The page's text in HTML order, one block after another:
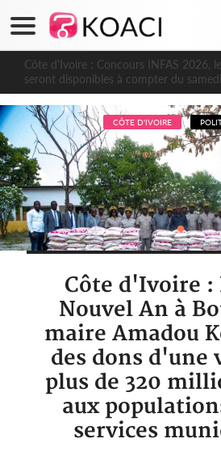
Côte d'Ivoire : Concours INFAS 2026,
seront disponibles à compter du samedi
CÔTE D'IVOIRE
Côte d'Ivoire :
Nouvel An à
maire Amadou
des dons d'une
plus de 320
aux
services